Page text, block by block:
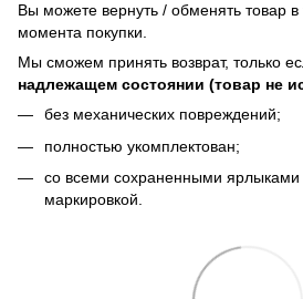
Bы можете вернуть / обменять товар
момента покупки.
Мы сможем принять возврат, только
надлежащем состоянии (товар не
без механических повреждений;
полностью укомплектован;
со всеми сохраненными ярлыками
маркировкой.